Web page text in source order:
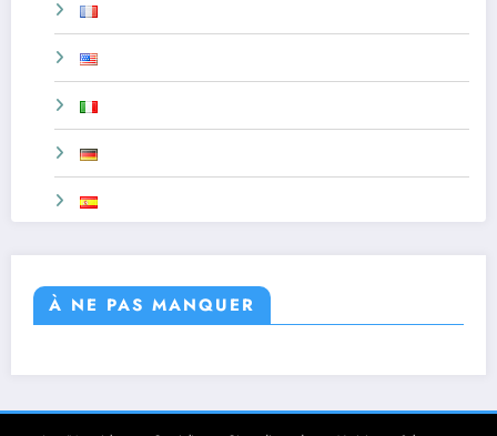
À NE PAS MANQUER